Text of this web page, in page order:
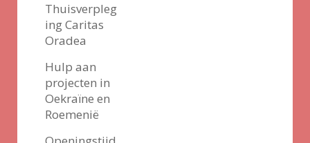
Thuisverpleg
ing Caritas
Oradea
Hulp aan
projecten in
Oekraïne en
Roemenië